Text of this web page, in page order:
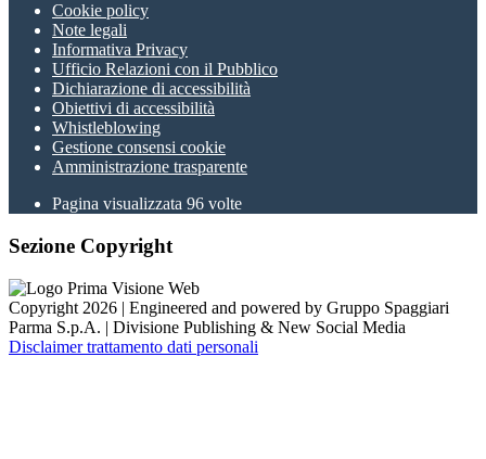
Cookie policy
Note legali
Informativa Privacy
Ufficio Relazioni con il Pubblico
Dichiarazione di accessibilità
Obiettivi di accessibilità
Whistleblowing
Gestione consensi cookie
Amministrazione trasparente
Pagina visualizzata 96 volte
Sezione Copyright
Copyright 2026 | Engineered and powered by Gruppo Spaggiari
Parma S.p.A. | Divisione Publishing & New Social Media
Disclaimer trattamento dati personali